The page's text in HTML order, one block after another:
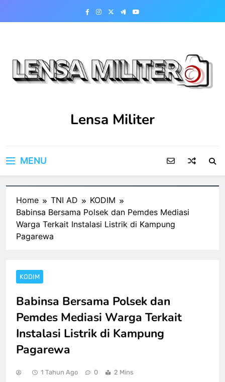
Lensa Militer
MENU
Home TNI AD
KODIM
Babinsa Bersama Polsek dan Pemdes Mediasi
Warga Terkait Instalasi Listrik di Kampung
Pagarewa
KODIM
Babinsa Bersama Polsek dan
Pemdes Mediasi Warga Terkait
Instalasi Listrik di Kampung
Pagarewa
1 Tahun Ago 0 2 Mins